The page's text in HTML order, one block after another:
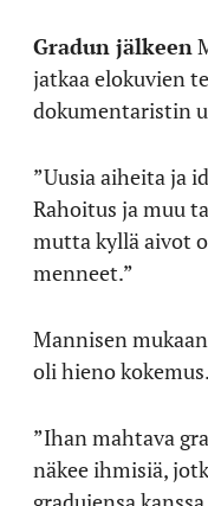
Gradun jälkeen
jatkaa elokuvien
dokumentaristin
”Uusia aiheita ja
Rahoitus ja muu
mutta kyllä aivot
menneet.”
Mannisen
oli hieno kokemus.
”Ihan mahtava
näkee ihmisiä,